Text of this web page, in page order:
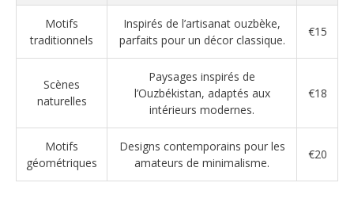
Motifs
traditionnels
Inspirés de l’artisanat ouzbèke,
parfaits pour un décor classique.
€15
Scènes
naturelles
Paysages inspirés de
l’Ouzbékistan, adaptés aux
intérieurs modernes.
€18
Motifs
géométriques
Designs contemporains pour les
amateurs de minimalisme.
€20